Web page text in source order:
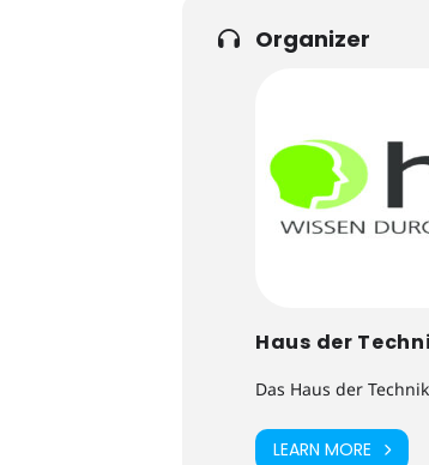
Organizer
Haus der
Das Haus der
LEARN MORE